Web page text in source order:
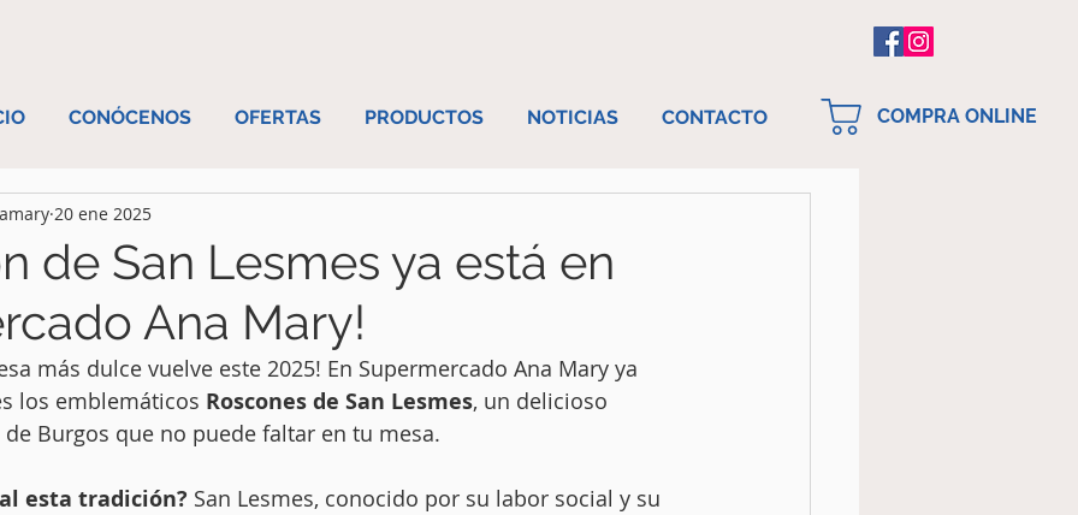
CONÓCENOS OFERTAS PRODUCTOS NOTICIAS CONTACTO COMPRA ONLINE
de San Lesmes ya está en
Ana Mary!
20 ene 2025
más dulce vuelve este 2025! En Supermercado Ana Mary ya
los emblemáticos Roscones de San Lesmes, un delicioso
Burgos que no puede faltar en tu mesa.
esta tradición? San Lesmes, conocido por su labor social y su